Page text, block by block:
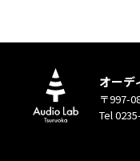
オーデ
〒997-
Tel